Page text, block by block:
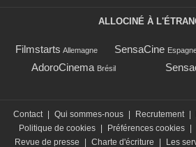
ALLOCINÉ À
Filmstarts Allemagne SensaCine
AdoroCinema Brésil
Contact Qui sommes-nous Recrutement
Politique de cookies
Préférences cookies
Revue de presse
Charte d'écriture Les